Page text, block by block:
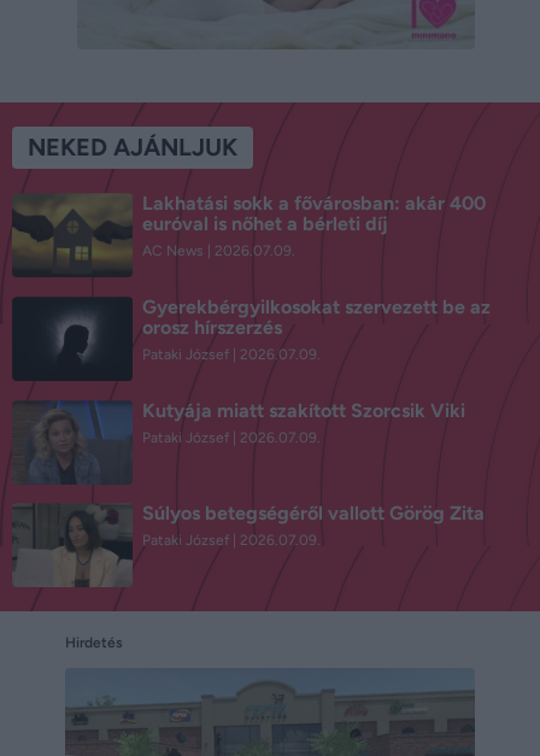
NEKED AJÁNLJUK
Lakhatási sokk a fővárosban: akár 400
euróval is nőhet a bérleti díj
AC News 2026.07.09.
Gyerekbérgyilkosokat szervezett be az
orosz hírszerzés
Pataki József 2026.07.09.
Kutyája miatt szakított Szorcsik Viki
Pataki József 2026.07.09.
Súlyos betegségéről vallott Görög Zita
Pataki József 2026.07.09.
Hirdetés